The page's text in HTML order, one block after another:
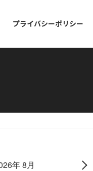
プライバシーポリシー
年 8月